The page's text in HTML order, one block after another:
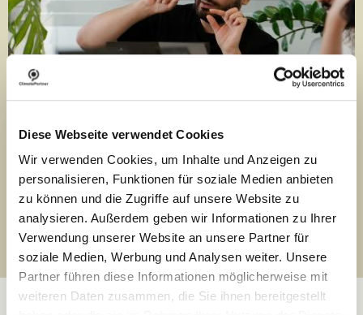
Diese Webseite verwendet Cookies
Wir verwenden Cookies, um Inhalte und Anzeigen zu
personalisieren, Funktionen für soziale Medien anbieten
zu können und die Zugriffe auf unsere Website zu
analysieren. Außerdem geben wir Informationen zu Ihrer
Verwendung unserer Website an unsere Partner für
soziale Medien, Werbung und Analysen weiter. Unsere
Partner führen diese Informationen möglicherweise mit
weiteren Daten zusammen, die Sie ihnen bereitgestellt
Ziele verstehen